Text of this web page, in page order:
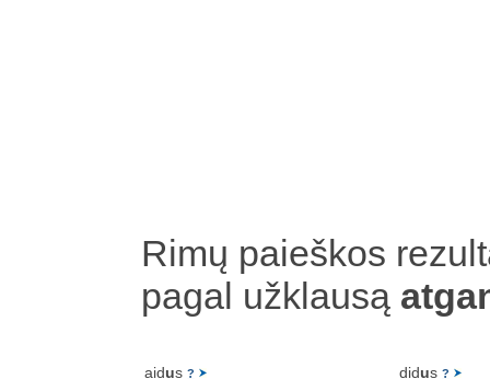
Rimų paieškos
pagal užklausą
aidus ? didus ?